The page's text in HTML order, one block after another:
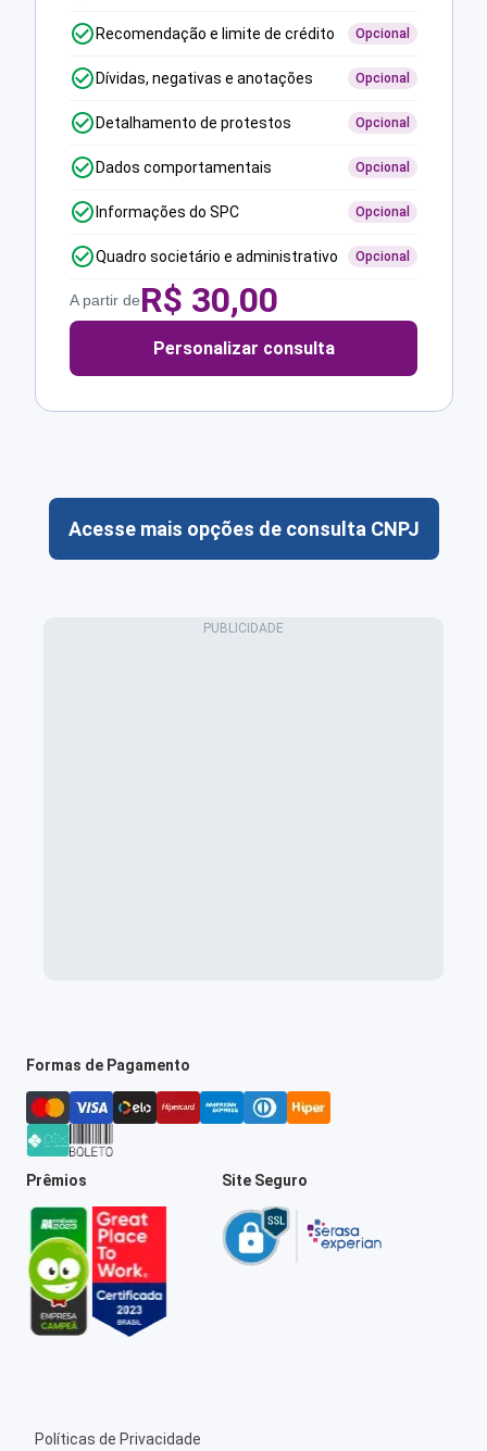
Recomendação e limite de crédito Opcional
Dívidas, negativas e anotações Opcional
Detalhamento de protestos Opcional
Dados comportamentais Opcional
Informações do SPC Opcional
Quadro societário e administrativo Opcional
A partir deR$ 30,00
Personalizar consulta
Acesse mais opções de consulta CNPJ
Formas de Pagamento
Prêmios Site Seguro
Políticas de Privacidade